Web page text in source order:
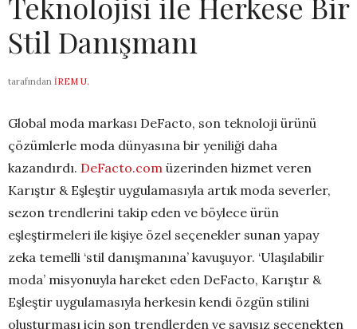
Stil Danışmanı
tarafından İREM U.
Global moda markası DeFacto, son teknoloji ürünü
çözümlerle moda dünyasına bir yeniliği daha
kazandırdı. DeFacto.com üzerinden hizmet veren
Karıştır & Eşleştir uygulamasıyla artık moda severler,
sezon trendlerini takip eden ve böylece ürün
eşleştirmeleri ile kişiye özel seçenekler sunan yapay
zeka temelli ‘stil danışmanına’ kavuşuyor. ‘Ulaşılabilir
moda’ misyonuyla hareket eden DeFacto, Karıştır &
Eşleştir uygulamasıyla herkesin kendi özgün stilini
oluşturması için son trendlerden ve sayısız seçenekten